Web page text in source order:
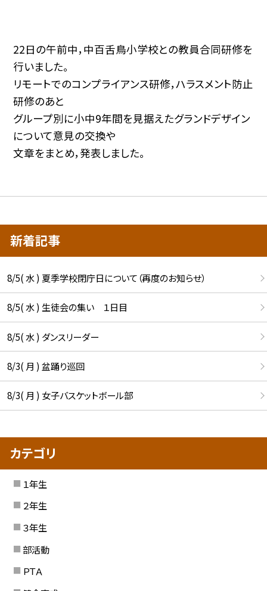
22日の午前中，中百舌鳥小学校との教員合同研修を
行いました。
リモートでのコンプライアンス研修，ハラスメント防止
研修のあと
グループ別に小中9年間を見据えたグランドデザイン
について意見の交換や
文章をまとめ，発表しました。
新着記事
8/5( 水 ) 夏季学校閉庁日について（再度のお知らせ）
8/5( 水 ) 生徒会の集い １日目
8/5( 水 ) ダンスリーダー
8/3( 月 ) 盆踊り巡回
8/3( 月 ) 女子バスケットボール部
カテゴリ
１年生
２年生
３年生
部活動
ＰＴＡ